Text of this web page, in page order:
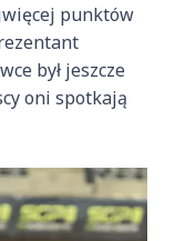
punktów
był jeszcze
oni spotkają